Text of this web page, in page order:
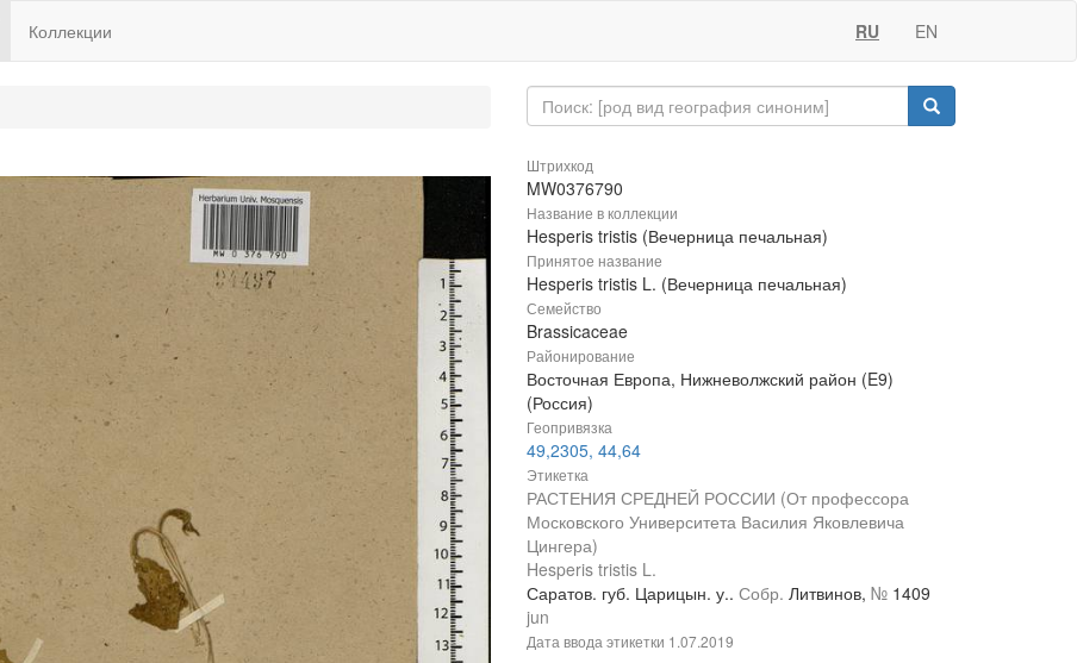
Коллекции RU EN
Штрихкод
MW0376790
Название в коллекции
Hesperis tristis (Вечерница печальная)
Принятое название
Hesperis tristis L. (Вечерница печальная)
Семейство
Brassicaceae
Районирование
Восточная Европа, Нижневолжский район (E9)
(Россия)
Геопривязка
49,2305, 44,64
Этикетка
РАСТЕНИЯ СРЕДНЕЙ РОССИИ (От профессора
Московского Университета Василия Яковлевича
Цингера)
Hesperis tristis L.
Саратов. губ. Царицын. у.. Собр. Литвинов, № 1409
jun
Дата ввода этикетки 1.07.2019